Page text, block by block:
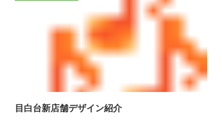
目白台新店舗デザイン紹介